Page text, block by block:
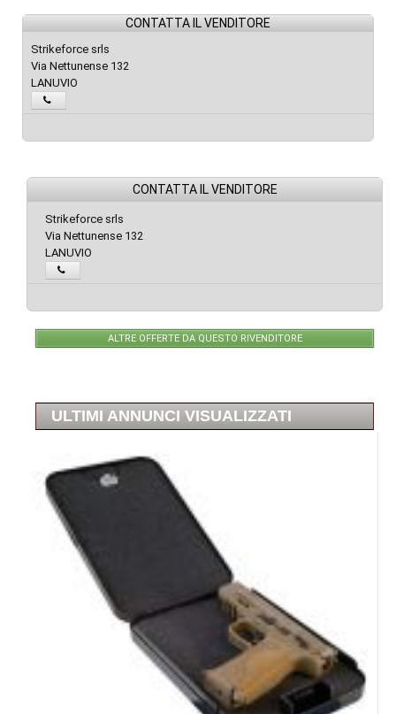
CONTATTA IL VENDITORE
Strikeforce srls
Via Nettunense 132
LANUVIO
CONTATTA IL VENDITORE
Strikeforce srls
Via Nettunense 132
LANUVIO
ALTRE OFFERTE DA QUESTO RIVENDITORE
ULTIMI ANNUNCI VISUALIZZATI